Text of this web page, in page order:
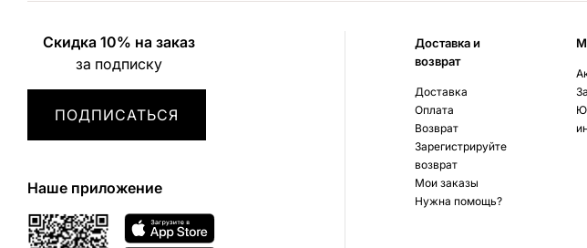
Скидка 10% на заказ
за подписку
ПОДПИСАТЬСЯ
Наше приложение
Доставка и
возврат
Доставка
Оплата
Возврат
Зарегистрируйте
возврат
Мои заказы
Нужна помощь?